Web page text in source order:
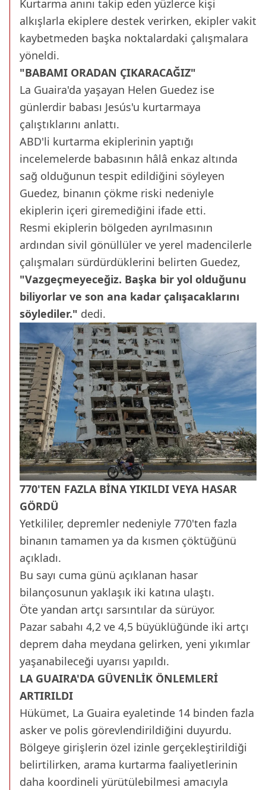
Kurtarma anını takip eden yüzlerce kişi
alkışlarla ekiplere destek verirken, ekipler vakit
kaybetmeden başka noktalardaki çalışmalara
yöneldi.
"BABAMI ORADAN ÇIKARACAĞIZ"
La Guaira'da yaşayan Helen Guedez ise
günlerdir babası Jesús'u kurtarmaya
çalıştıklarını anlattı.
ABD'li kurtarma ekiplerinin yaptığı
incelemelerde babasının hâlâ enkaz altında
sağ olduğunun tespit edildiğini söyleyen
Guedez, binanın çökme riski nedeniyle
ekiplerin içeri giremediğini ifade etti.
Resmi ekiplerin bölgeden ayrılmasının
ardından sivil gönüllüler ve yerel madencilerle
çalışmaları sürdürdüklerini belirten Guedez,
"Vazgeçmeyeceğiz. Başka bir yol olduğunu
biliyorlar ve son ana kadar çalışacaklarını
söylediler." dedi.
770'TEN FAZLA BİNA YIKILDI VEYA HASAR
GÖRDÜ
Yetkililer, depremler nedeniyle 770'ten fazla
binanın tamamen ya da kısmen çöktüğünü
açıkladı.
Bu sayı cuma günü açıklanan hasar
bilançosunun yaklaşık iki katına ulaştı.
Öte yandan artçı sarsıntılar da sürüyor.
Pazar sabahı 4,2 ve 4,5 büyüklüğünde iki artçı
deprem daha meydana gelirken, yeni yıkımlar
yaşanabileceği uyarısı yapıldı.
LA GUAIRA'DA GÜVENLİK ÖNLEMLERİ
ARTIRILDI
Hükümet, La Guaira eyaletinde 14 binden fazla
asker ve polis görevlendirildiğini duyurdu.
Bölgeye girişlerin özel izinle gerçekleştirildiği
belirtilirken, arama kurtarma faaliyetlerinin
daha koordineli yürütülebilmesi amacıyla